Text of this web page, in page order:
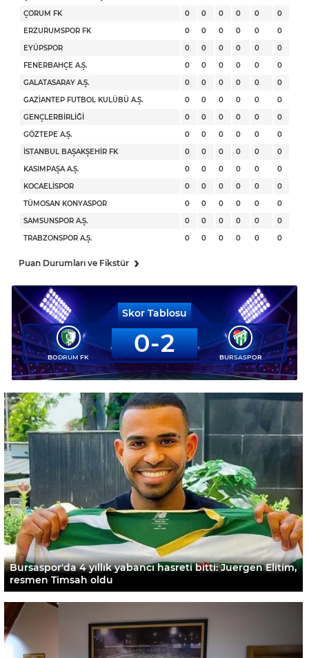
ÇORUM FK
0 0 0 0 0
0
ERZURUMSPOR FK
0 0 0 0 0
0
EYÜPSPOR
0 0 0 0 0
0
FENERBAHÇE A.Ş.
0 0 0 0 0
0
GALATASARAY A.Ş.
0 0 0 0 0
0
GAZİANTEP FUTBOL KULÜBÜ A.Ş.
0 0 0 0 0
0
GENÇLERBİRLİĞİ
0 0 0 0 0
0
GÖZTEPE A.Ş.
0 0 0 0 0
0
İSTANBUL BAŞAKŞEHİR FK
0 0 0 0 0
0
KASIMPAŞA A.Ş.
0 0 0 0 0
0
KOCAELİSPOR
0 0 0 0 0
0
TÜMOSAN KONYASPOR
0 0 0 0 0
0
SAMSUNSPOR A.Ş.
0 0 0 0 0
0
TRABZONSPOR A.Ş.
0 0 0 0 0 0
Puan Durumları ve Fikstür ›
Skor Tablosu
BODRUM FK 0 2 BURSASPOR
Bursaspor'da 4 yıllık yabancı hasreti bitti: Juergen Elitim,
resmen Timsah oldu